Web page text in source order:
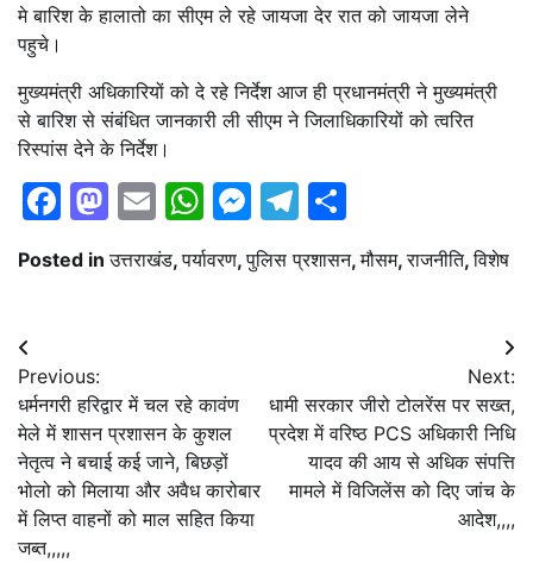
मे बारिश के हालातो का सीएम ले रहे जायजा देर रात को जायजा लेने
पहुचे।
मुख्यमंत्री अधिकारियों को दे रहे निर्देश आज ही प्रधानमंत्री ने मुख्यमंत्री
से बारिश से संबंधित जानकारी ली सीएम ने जिलाधिकारियों को त्वरित
रिस्पांस देने के निर्देश।
Facebook
Mastodon
EmailWhatsApp
Messenger
Telegram
Posted inउत्तराखंड,पर्यावरण,पुलिस प्रशासन,मौसम,राजनीति,विशेष
Post
navigation
Previous:
धर्मनगरी हरिद्वार में चल रहे कावंण
मेले में शासन प्रशासन के कुशल
नेतृत्व ने बचाई कई जाने, बिछड़ों
भोलो को मिलाया और अवैध कारोबार
में लिप्त वाहनों को माल सहित किया
जब्त,,,,,
Next:
धामी सरकार जीरो टोलरेंस पर सख्त,
प्रदेश में वरिष्ठ PCS अधिकारी निधि
यादव की आय से अधिक संपत्ति
मामले में विजिलेंस को दिए जांच के
आदेश,,,,